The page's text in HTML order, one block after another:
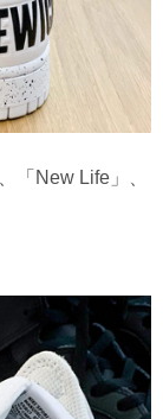
「New Life」、